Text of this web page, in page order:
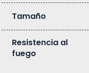
Tamaño
Resistencia al
fuego